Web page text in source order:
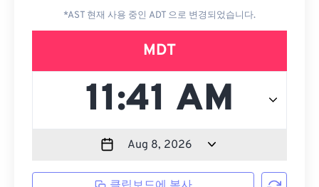
*AST 현재 사용 중인 ADT 으로 변경되었습니다.
MDT